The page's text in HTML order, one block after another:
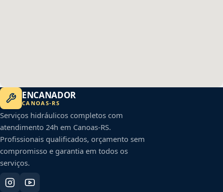
ENCANADOR
CANOAS-RS
Serviços hidráulicos completos com
atendimento 24h em Canoas-RS.
Profissionais qualificados, orçamento sem
compromisso e garantia em todos os
serviços.